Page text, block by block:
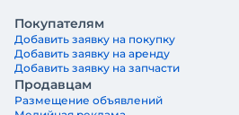
Покупателям
Добавить заявку на покупку
Добавить заявку на аренду
Добавить заявку на запчасти
Продавцам
Размещение объявлений